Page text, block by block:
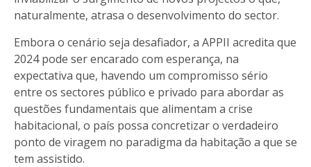
naturalmente, atrasa o desenvolvimento do sector.
Embora o cenário seja desafiador, a APPII acredita que
2024 pode ser encarado com esperança, na
expectativa que, havendo um compromisso sério
entre os sectores público e privado para abordar as
questões fundamentais que alimentam a crise
habitacional, o país possa concretizar o verdadeiro
ponto de viragem no paradigma da habitação a que se
tem assistido.